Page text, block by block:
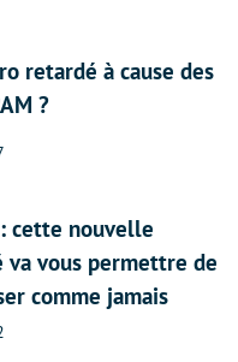
retardé à cause des
?
cette nouvelle
vous permettre de
comme jamais